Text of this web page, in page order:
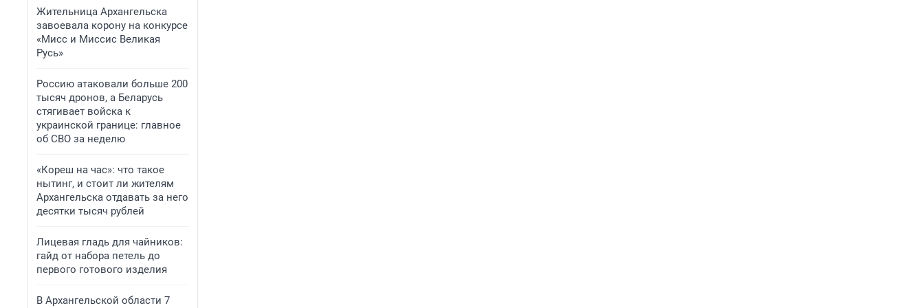
Жительница Архангельска
завоевала корону на конкурсе
«Мисс и Миссис Великая
Русь»
Россию атаковали больше 200
тысяч дронов, а Беларусь
стягивает войска к
украинской границе: главное
об СВО за неделю
«Кореш на час»: что такое
нытинг, и стоит ли жителям
Архангельска отдавать за него
десятки тысяч рублей
Лицевая гладь для чайников:
гайд от набора петель до
первого готового изделия
В Архангельской области 7